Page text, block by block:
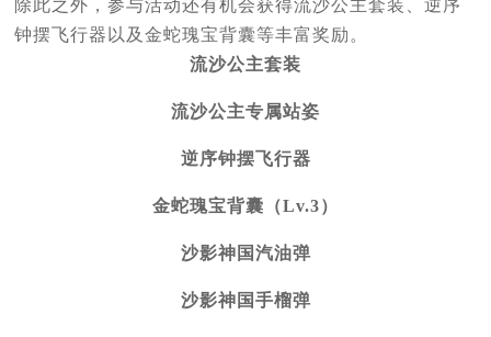
除此之外，参与活动还有机会获得流沙公主套装、逆序
钟摆飞行器以及金蛇瑰宝背囊等丰富奖励。
流沙公主套装
流沙公主专属站姿
逆序钟摆飞行器
金蛇瑰宝背囊（Lv.3）
沙影神国汽油弹
沙影神国手榴弹